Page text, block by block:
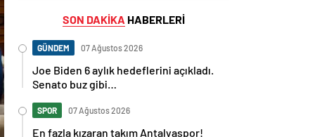
SON DAKİKA HABERLERİ
GÜNDEM 07 Ağustos 2026
Joe Biden 6 aylık hedeflerini açıkladı.
Senato buz gibi…
SPOR 07 Ağustos 2026
En fazla kızaran takım Antalyaspor!